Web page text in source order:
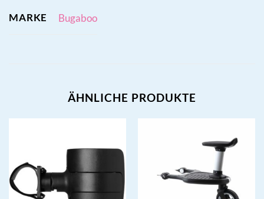
MARKE Bugaboo
ÄHNLICHE PRODUKTE